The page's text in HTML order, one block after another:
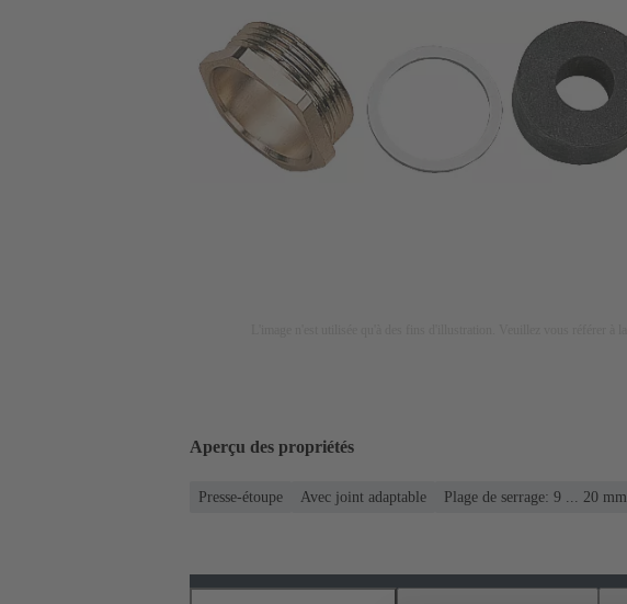
Aperçu des propriétés
Presse-étoupe Avec joint adaptable Plage de serrage: 9 ... 20 mm